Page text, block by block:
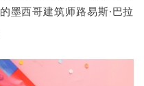
墨西哥建筑师路易斯·巴拉